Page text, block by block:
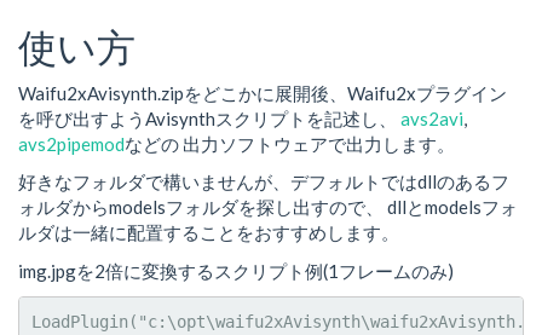
使い方
Waifu2xAvisynth.zipをどこかに展開後、Waifu2xプラグイン
を呼び出すようAvisynthスクリプトを記述し、 avs2avi
avs2pipemodなどの 出力ソフトウェアで出力します。
好きなフォルダで構いませんが、デフォルトではdllのあるフ
ォルダからmodelsフォルダを探し出すので、 dllとmodelsフォ
ルダは一緒に配置することをおすすめします。
img.jpgを2倍に変換するスクリプト例(1フレームのみ)